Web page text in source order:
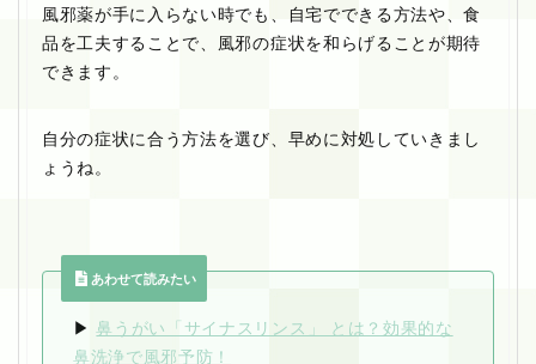
風邪薬が手に入らない時でも、自宅でできる方法や、食
品を工夫することで、風邪の症状を和らげることが期待
できます。
自分の症状に合う方法を選び、早めに対処していきまし
ょうね。
あわせて読みたい
▶︎鼻うがい「サイナスリンス」 とは？効果的な
鼻洗浄で風邪予防！